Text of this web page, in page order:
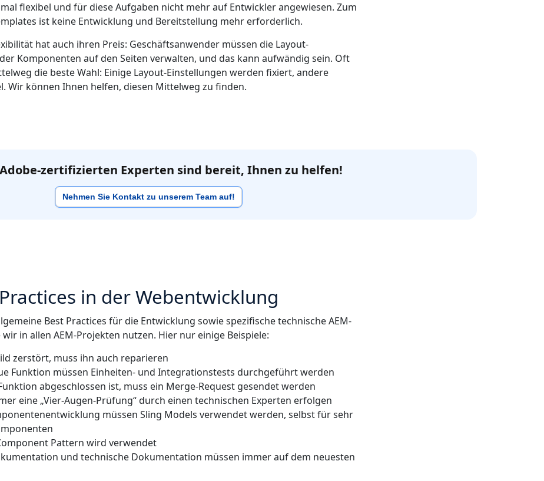
flexibel und für diese Aufgaben nicht mehr auf Entwickler angewiesen. Zum
ist keine Entwicklung und Bereitstellung mehr erforderlich.
hat auch ihren Preis: Geschäftsanwender müssen die Layout-
Komponenten auf den Seiten verwalten, und das kann aufwändig sein. Oft
die beste Wahl: Einige Layout-Einstellungen werden fixiert, andere
Wir können Ihnen helfen, diesen Mittelweg zu finden.
zertifizierten Experten sind bereit, Ihnen zu helfen!
Nehmen Sie Kontakt zu unserem Team auf!
in der Webentwicklung
Best Practices für die Entwicklung sowie spezifische technische AEM-
in allen AEM-Projekten nutzen. Hier nur einige Beispiele:
zerstört, muss ihn auch reparieren
Funktion müssen Einheiten- und Integrationstests durchgeführt werden
abgeschlossen ist, muss ein Merge-Request gesendet werden
eine „Vier-Augen-Prüfung“ durch einen technischen Experten erfolgen
müssen Sling Models verwendet werden, selbst für sehr
Pattern wird verwendet
und technische Dokumentation müssen immer auf dem neuesten